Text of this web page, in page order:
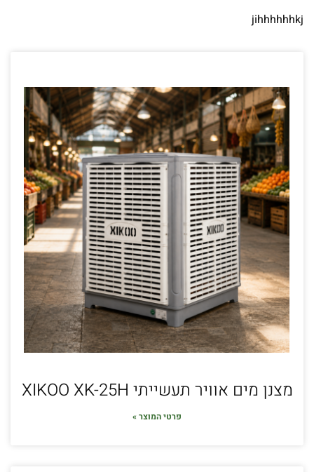
jihhhhhhkj
מצנן מים אוויר תעשייתי XIKOO XK-25H
פרטי המוצר »